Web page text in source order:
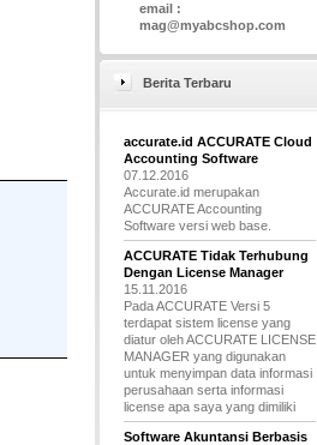
email :
mag@myabcshop.com
Berita Terbaru
accurate.id ACCURATE Cloud
Accounting Software
07.12.2016
Accurate.id merupakan
ACCURATE Accounting
Software versi web base.
ACCURATE Tidak Terhubung
Dengan License Manager
15.11.2016
Pada ACCURATE Versi 5
terdapat sistem license yang
diatur oleh ACCURATE LICENSE
MANAGER yang digunakan
untuk menyimpan data informasi
perusahaan serta informasi
license apa saya yang dimiliki
Software Akuntansi Berbasis